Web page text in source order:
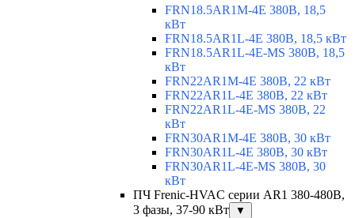
FRN18.5AR1M-4E 380В, 18,5
кВт
FRN18.5AR1L-4E 380В, 18,5 кВт
FRN18.5AR1L-4E-MS 380В, 18,5
кВт
FRN22AR1M-4E 380В, 22 кВт
FRN22AR1L-4E 380В, 22 кВт
FRN22AR1L-4E-MS 380В, 22
кВт
FRN30AR1M-4E 380В, 30 кВт
FRN30AR1L-4E 380В, 30 кВт
FRN30AR1L-4E-MS 380В, 30
кВт
ПЧ Frenic-HVAC серии AR1 380-480В,
3 фазы, 37-90 кВт
▼